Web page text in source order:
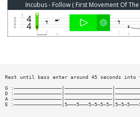
Incubus - Follow ( First Movement Of The
Rest until bass enter around 45 seconds into
G
D
A
E